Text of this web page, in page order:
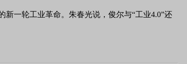
新一轮工业革命。朱春光说，俊尔与“工业4.0”还